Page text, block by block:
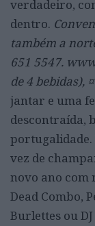
verdadeiro,
dentro.
também a
651 5547.
de 4 bebidas),
jantar e uma
descontraída,
portugalidade.
vez de
novo ano com
Dead Combo,
Burlettes ou